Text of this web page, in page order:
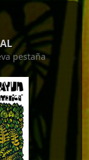
pestaña